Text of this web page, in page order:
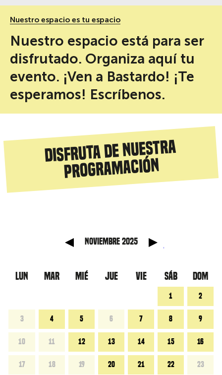
Nuestro espacio es tu espacio
Nuestro espacio está para ser
disfrutado. Organiza aquí tu
evento. ¡Ven a Bastardo! ¡Te
esperamos! Escríbenos.
Disfruta de nuestra
programación
noviembre 2025
LUN MAR MIÉ JUE VIE SÁB DOM
1 2
3 4 5 6 7 8 9
10 11 12 13 14 15 16
17 18 19 20 21 22 23